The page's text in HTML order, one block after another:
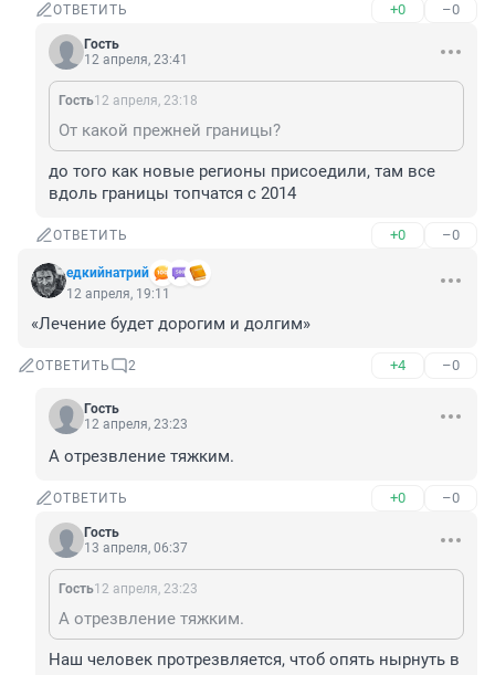
ОТВЕТИТЬ +0 –0
Гость
12 апреля, 23:41
Гость12 апреля, 23:18
От какой прежней границы?
до того как новые регионы присоедили, там все
вдоль границы топчатся с 2014
ОТВЕТИТЬ +0 –0
едкийнатрий
12 апреля, 19:11
«Лечение будет дорогим и долгим»
ОТВЕТИТЬ 2 +4 –0
Гость
12 апреля, 23:23
А отрезвление тяжким.
ОТВЕТИТЬ +0 –0
Гость
13 апреля, 06:37
Гость12 апреля, 23:23
А отрезвление тяжким.
Наш человек протрезвляется, чтоб опять нырнуть в